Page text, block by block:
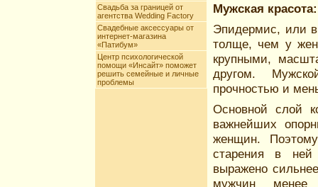
Свадьба за границей от
агентства Wedding Factory
Свадебные аксессуары от
интернет-магазина
«Патибум»
Центр психологической
помощи «Инсайт» поможет
решить семейные и личные
проблемы
Мужская
Эпидермис, или
толще, чем у
крупными,
другом.
прочностью и
Основной слой
важнейших
женщин.
старения в ней
выражено
мужчин менее